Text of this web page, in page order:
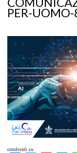
PER-
condividi su